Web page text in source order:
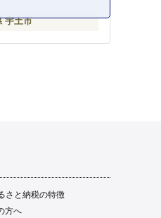
宇土市
さと納税の特徴
方へ